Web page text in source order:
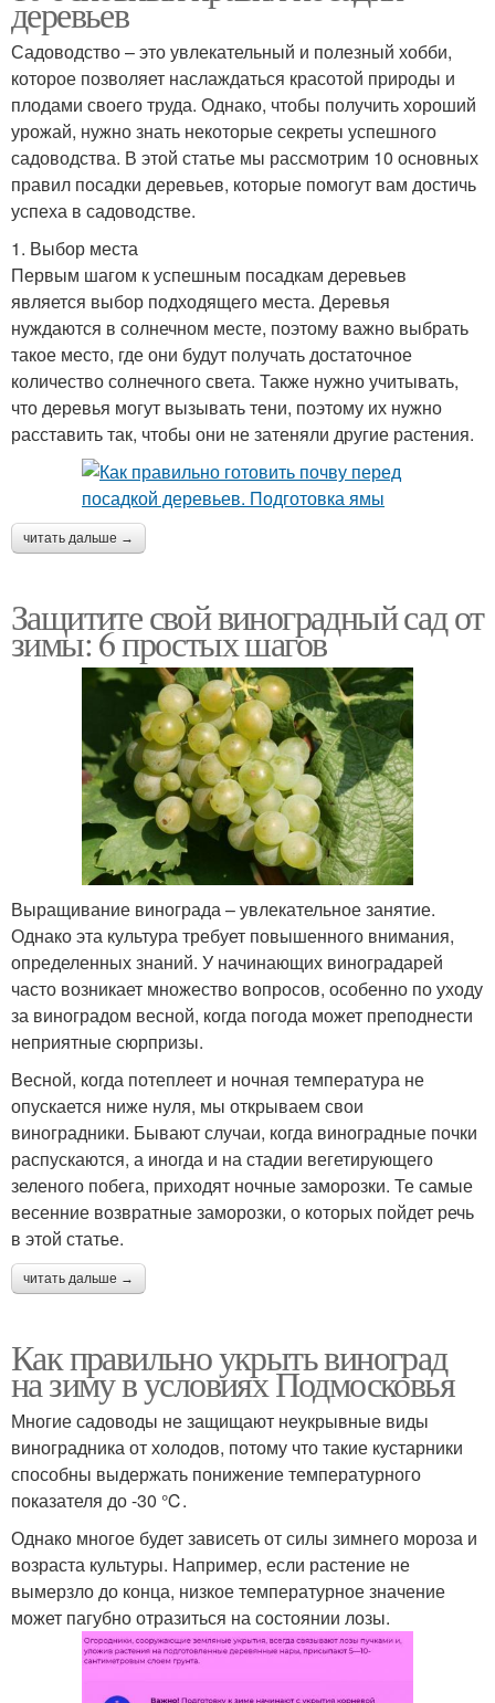
деревьев
Садоводство – это увлекательный и полезный хобби,
которое позволяет наслаждаться красотой природы и
плодами своего труда. Однако, чтобы получить хороший
урожай, нужно знать некоторые секреты успешного
садоводства. В этой статье мы рассмотрим 10 основных
правил посадки деревьев, которые помогут вам достичь
успеха в садоводстве.
1. Выбор места
Первым шагом к успешным посадкам деревьев
является выбор подходящего места. Деревья
нуждаются в солнечном месте, поэтому важно выбрать
такое место, где они будут получать достаточное
количество солнечного света. Также нужно учитывать,
что деревья могут вызывать тени, поэтому их нужно
расставить так, чтобы они не затеняли другие растения.
читать дальше →
Защитите свой виноградный сад от
зимы: 6 простых шагов
Выращивание винограда – увлекательное занятие.
Однако эта культура требует повышенного внимания,
определенных знаний. У начинающих виноградарей
часто возникает множество вопросов, особенно по уходу
за виноградом весной, когда погода может преподнести
неприятные сюрпризы.
Весной, когда потеплеет и ночная температура не
опускается ниже нуля, мы открываем свои
виноградники. Бывают случаи, когда виноградные почки
распускаются, а иногда и на стадии вегетирующего
зеленого побега, приходят ночные заморозки. Те самые
весенние возвратные заморозки, о которых пойдет речь
в этой статье.
читать дальше →
Как правильно укрыть виноград
на зиму в условиях Подмосковья
Многие садоводы не защищают неукрывные виды
виноградника от холодов, потому что такие кустарники
способны выдержать понижение температурного
показателя до -30 ℃.
Однако многое будет зависеть от силы зимнего мороза и
возраста культуры. Например, если растение не
вымерзло до конца, низкое температурное значение
может пагубно отразиться на состоянии лозы.